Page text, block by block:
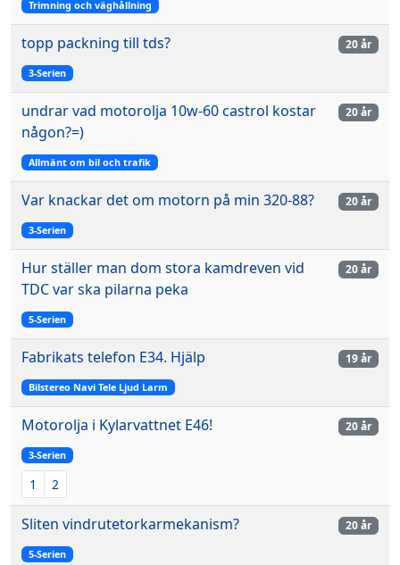
Trimning och väghållning
topp packning till tds?
3-Serien
20 år
undrar vad motorolja 10w-60 castrol kostar
någon?=)
Allmänt om bil och trafik
20 år
Var knackar det om motorn på min 320-88?
3-Serien
20 år
Hur ställer man dom stora kamdreven vid
TDC var ska pilarna peka
5-Serien
20 år
Fabrikats telefon E34. Hjälp
Bilstereo Navi Tele Ljud Larm
19 år
Motorolja i Kylarvattnet E46!
3-Serien
1 2
20 år
Sliten vindrutetorkarmekanism?
5-Serien
20 år